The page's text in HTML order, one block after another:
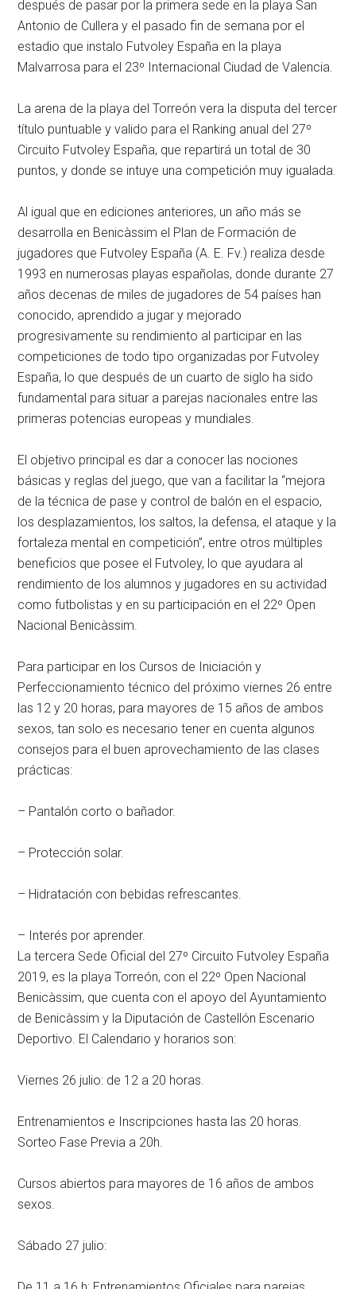
después de pasar por la primera sede en la playa San
Antonio de Cullera y el pasado fin de semana por el
estadio que instalo Futvoley España en la playa
Malvarrosa para el 23º Internacional Ciudad de Valencia.
La arena de la playa del Torreón vera la disputa del tercer
título puntuable y valido para el Ranking anual del 27º
Circuito Futvoley España, que repartirá un total de 30
puntos, y donde se intuye una competición muy igualada.
Al igual que en ediciones anteriores, un año más se
desarrolla en Benicàssim el Plan de Formación de
jugadores que Futvoley España (A. E. Fv.) realiza desde
1993 en numerosas playas españolas, donde durante 27
años decenas de miles de jugadores de 54 países han
conocido, aprendido a jugar y mejorado
progresivamente su rendimiento al participar en las
competiciones de todo tipo organizadas por Futvoley
España, lo que después de un cuarto de siglo ha sido
fundamental para situar a parejas nacionales entre las
primeras potencias europeas y mundiales.
El objetivo principal es dar a conocer las nociones
básicas y reglas del juego, que van a facilitar la “mejora
de la técnica de pase y control de balón en el espacio,
los desplazamientos, los saltos, la defensa, el ataque y la
fortaleza mental en competición”, entre otros múltiples
beneficios que posee el Futvoley, lo que ayudara al
rendimiento de los alumnos y jugadores en su actividad
como futbolistas y en su participación en el 22º Open
Nacional Benicàssim.
Para participar en los Cursos de Iniciación y
Perfeccionamiento técnico del próximo viernes 26 entre
las 12 y 20 horas, para mayores de 15 años de ambos
sexos, tan solo es necesario tener en cuenta algunos
consejos para el buen aprovechamiento de las clases
prácticas:
– Pantalón corto o bañador.
– Protección solar.
– Hidratación con bebidas refrescantes.
– Interés por aprender.
La tercera Sede Oficial del 27º Circuito Futvoley España
2019, es la playa Torreón, con el 22º Open Nacional
Benicàssim, que cuenta con el apoyo del Ayuntamiento
de Benicàssim y la Diputación de Castellón Escenario
Deportivo. El Calendario y horarios son:
Viernes 26 julio: de 12 a 20 horas.
Entrenamientos e Inscripciones hasta las 20 horas.
Sorteo Fase Previa a 20h.
Cursos abiertos para mayores de 16 años de ambos
sexos.
Sábado 27 julio: